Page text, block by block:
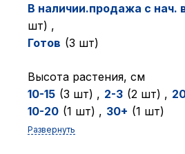
В наличии.продажа с нач.
шт) ,
Готов (3 шт)
Высота растения, см
10-15 (3 шт) , 2-3 (2 шт) ,
10-20 (1 шт) , 30+ (1 шт)
Развернуть